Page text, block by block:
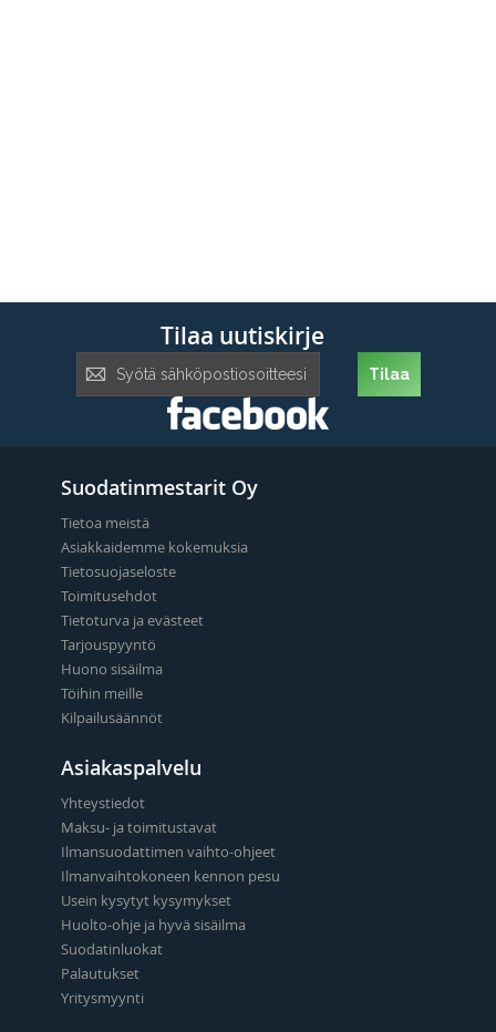
Tilaa uutiskirje
uutiskirje:
Tilaa
Suodatinmestarit Oy
Tietoa meistä
Asiakkaidemme kokemuksia
Tietosuojaseloste
Toimitusehdot
Tietoturva ja evästeet
Tarjouspyyntö
Huono sisäilma
Töihin meille
Kilpailusäännöt
Asiakaspalvelu
Yhteystiedot
Maksu- ja toimitustavat
Ilmansuodattimen vaihto-ohjeet
Ilmanvaihtokoneen kennon pesu
Usein kysytyt kysymykset
Huolto-ohje ja hyvä sisäilma
Suodatinluokat
Palautukset
Yritysmyynti